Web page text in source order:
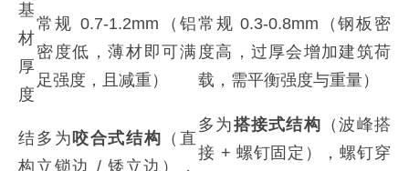
基
材
厚
度
常规 0.7-1.2mm（铝
密度低，薄材即可满
足强度，且减重）
常规 0.3-0.8mm（钢板密
度高，过厚会增加建筑荷
载，需平衡强度与重量）
结
构
多为咬合式结构 （直
立锁边 / 矮立边），
多为搭接式结构 （波峰搭
接 + 螺钉固定），螺钉穿